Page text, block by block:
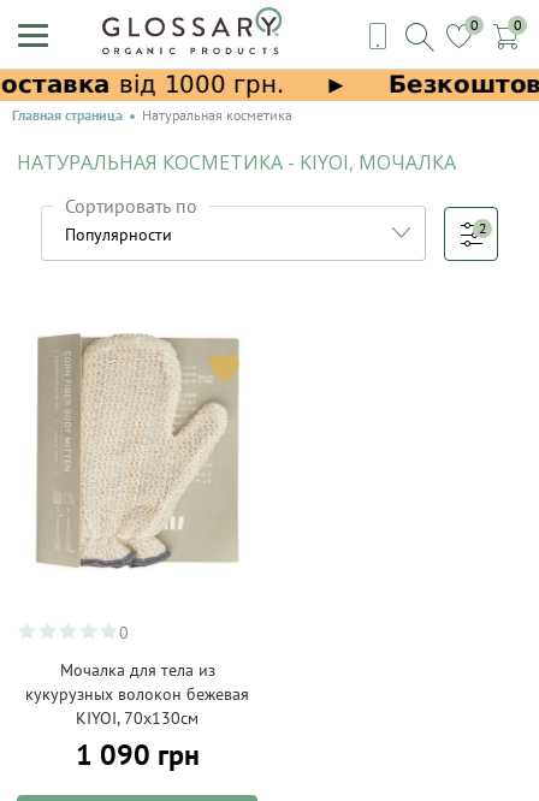
0 0
Главная страница Натуральная косметика
НАТУРАЛЬНАЯ КОСМЕТИКА - KIYOI, МОЧАЛКА
Сортировать по
2
0
Мочалка для тела из
кукурузных волокон бежевая
KIYOI, 70х130см
1 090 грн